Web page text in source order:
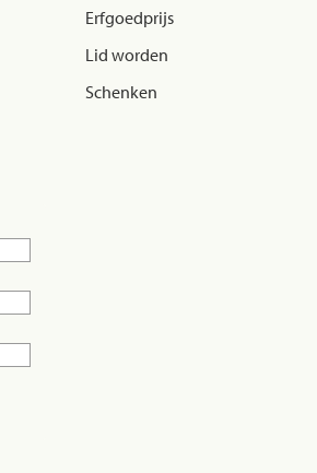
Erfgoedprijs
Lid worden
Schenken